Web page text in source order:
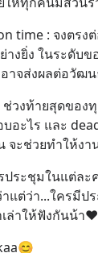
time : จงตรง
งยิ่ง ในระดับ
าจส่งผลต่อวัฒ
ช่วงท้ายสุดของ
อะไร และ
จะช่วยทำให้ง
ระชุมในแต่ละ
แต่ว่า...ใครมีป
เล่าให้ฟังกันน้า❤️